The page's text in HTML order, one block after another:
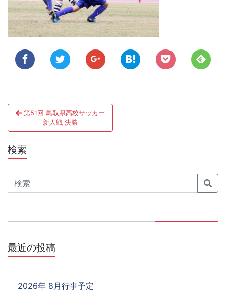
投
稿
ナ
ビ
ゲ
ー
シ
ン
第51回 鳥取県高校サッカー
新人戦 決勝
検索
Search
最近の投稿
2026年 8月行事予定